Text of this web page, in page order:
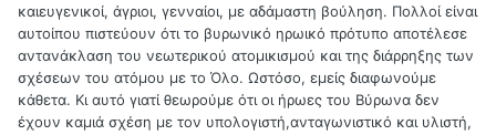
καιευγενικοί, άγριοι, γενναίοι, με αδάμαστη βούληση. Πολλοί είναι
αυτοίπου πιστεύουν ότι το βυρωνικό ηρωικό πρότυπο αποτέλεσε
αντανάκλαση του νεωτερικού ατομικισμού και της διάρρηξης των
σχέσεων του ατόμου με το Όλο. Ωστόσο, εμείς διαφωνούμε
κάθετα. Κι αυτό γιατί θεωρούμε ότι οι ήρωες του Βύρωνα δεν
έχουν καμιά σχέση με τον υπολογιστή,ανταγωνιστικό και υλιστή,